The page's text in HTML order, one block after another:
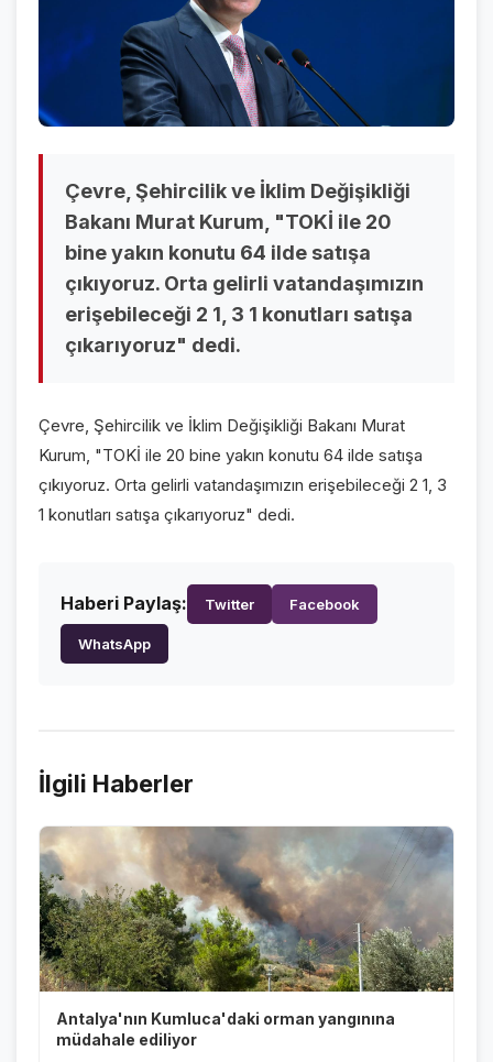
SON DAKİKA HABERLERİ
VİDEO GALERİ
GALERİLER
VİDEO GALERİ
FOTO GALERİ
KURUMSAL
KÜNYE
İLETİŞİM
Çevre, Şehircilik ve İklim Değişikliği
Bakanı Murat Kurum, "TOKİ ile 20
bine yakın konutu 64 ilde satışa
çıkıyoruz. Orta gelirli vatandaşımızın
erişebileceği 2 1, 3 1 konutları satışa
çıkarıyoruz" dedi.
Çevre, Şehircilik ve İklim Değişikliği Bakanı Murat
Kurum, "TOKİ ile 20 bine yakın konutu 64 ilde satışa
çıkıyoruz. Orta gelirli vatandaşımızın erişebileceği 2 1, 3
1 konutları satışa çıkarıyoruz" dedi.
Haberi Paylaş: Twitter Facebook
WhatsApp
İlgili Haberler
Antalya'nın Kumluca'daki orman yangınına
müdahale ediliyor